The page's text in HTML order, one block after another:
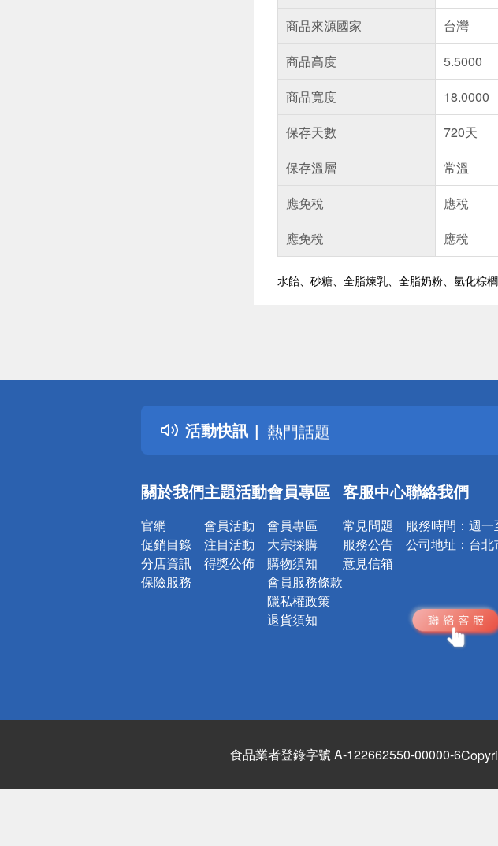
商品來源國家
台灣
商品高度
5.5000
商品寬度
18.0000
保存天數
720天
保存溫層
常溫
應免稅
應稅
應免稅
應稅
水飴、砂糖、全脂煉乳、全脂奶粉、氫化棕
活動快訊
詐騙網頁！請小心！
得獎公告
熱門話題
銀行優惠
詐騙網頁！請小心！
關於我們
官網
促銷目錄
分店資訊
保險服務
主題活動
會員活動
注目活動
得獎公佈
會員專區
會員專區
大宗採購
購物須知
會員服務條款
隱私權政策
退貨須知
客服中心
常見問題
服務公告
意見信箱
聯絡我們
服務時間： 週一
公司地址： 台
食品業者登錄字號 A-122662550-00000-6